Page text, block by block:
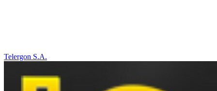
Telergon S.A.